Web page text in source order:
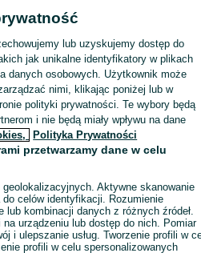
szkolne - Zaborowo
Wyświetlenia:
Kup
lub uzyskujemy dostęp do
jak unikalne identyfikatory w plikach
danych osobowych. Użytkownik może
nimi, klikając poniżej lub w
polityki prywatności. Te wybory będą
i nie będą miały wpływu na dane
Polityka Prywatności
przetwarzamy dane w celu
geolokalizacyjnych. Aktywne skanowanie
celów identyfikacji. Rozumienie
kombinacji danych z różnych źródeł.
na urządzeniu lub dostęp do nich. Pomiar
i ulepszanie usług. Tworzenie profili w
profili w celu spersonalizowanych